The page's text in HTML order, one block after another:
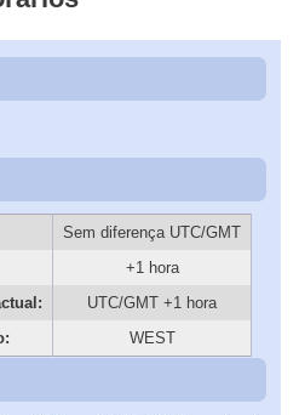
Sem diferença UTC/GMT
+1 hora
UTC/GMT +1 hora
WEST